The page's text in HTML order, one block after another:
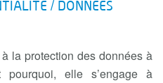
/ DONNEES
la protection des données à
pourquoi, elle s’engage à